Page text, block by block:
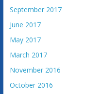
September 2017
June 2017
May 2017
March 2017
November 2016
October 2016